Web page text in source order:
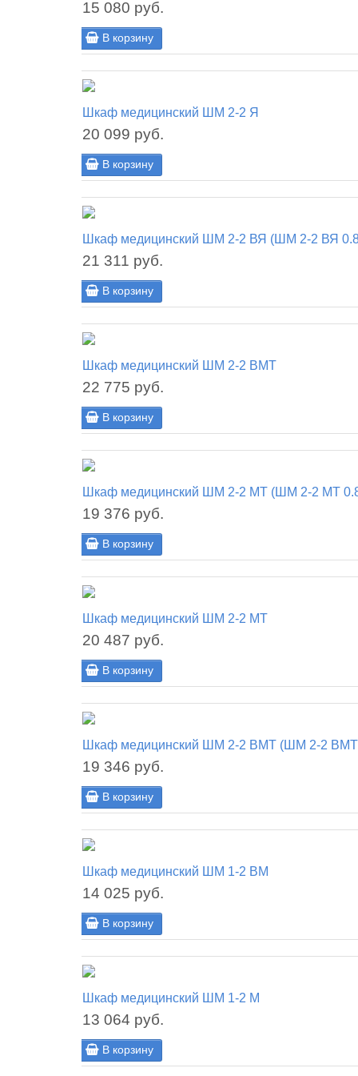
15 080 руб.
В корзину
Шкаф медицинский ШМ 2-2 Я
20 099 руб.
В корзину
Шкаф медицинский ШМ 2-2 ВЯ (ШМ 2-2 ВЯ
21 311 руб.
В корзину
Шкаф медицинский ШМ 2-2 ВМТ
22 775 руб.
В корзину
Шкаф медицинский ШМ 2-2 МТ (ШМ 2-2 МТ
19 376 руб.
В корзину
Шкаф медицинский ШМ 2-2 МТ
20 487 руб.
В корзину
Шкаф медицинский ШМ 2-2 ВМТ (ШМ 2-2 ВМТ
19 346 руб.
В корзину
Шкаф медицинский ШМ 1-2 ВМ
14 025 руб.
В корзину
Шкаф медицинский ШМ 1-2 М
13 064 руб.
В корзину